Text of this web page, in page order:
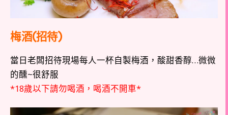
梅酒(招待)
當日老闆招待現場每人一杯自製梅酒，酸甜香醇…微微
的醺~很舒服
*18歲以下請勿喝酒，喝酒不開車*